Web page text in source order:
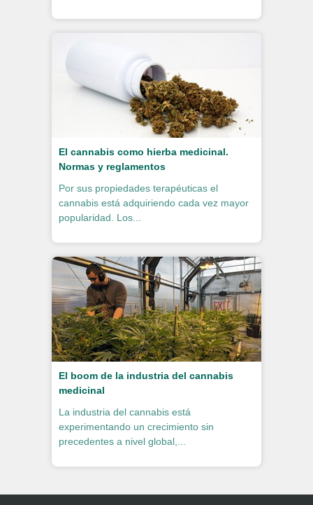
El cannabis como hierba medicinal.
Normas y reglamentos
Por sus propiedades terapéuticas el
cannabis está adquiriendo cada vez mayor
popularidad. Los...
El boom de la industria del cannabis
medicinal
La industria del cannabis está
experimentando un crecimiento sin
precedentes a nivel global,...